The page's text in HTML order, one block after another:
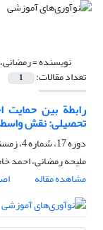
نویسنده =
تعداد مقالات: 1
رابطة بین
تحصیلی: نقش
دوره 17، شماره 4، زمستان 1397، صفحه
ملیحه رمضانی، احمد
مشاهده مقاله